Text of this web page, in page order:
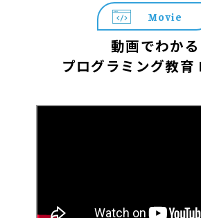
Movie
動画でわかる
プログラミング教育